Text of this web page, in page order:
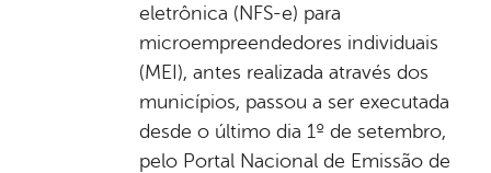
eletrônica (NFS-e) para
microempreendedores individuais
(MEI), antes realizada através dos
municípios, passou a ser executada
desde o último dia 1º de setembro,
pelo Portal Nacional de Emissão de